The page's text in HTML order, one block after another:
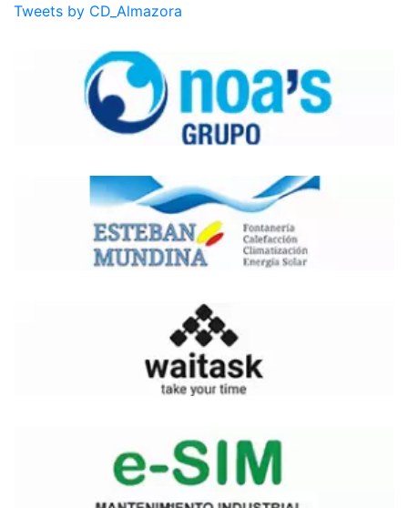
Tweets by CD_Almazora